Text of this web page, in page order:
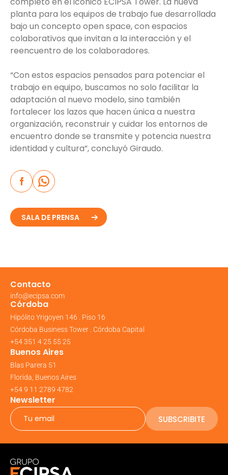
planta para los equipos de trabajo fue desarrollada
bajo un concepto open space, con espacios
colaborativos que invitan a la interacción y el
reencuentro de los colaboradores.
“Con estos espacios pensados para potenciar el
trabajo en equipo, buscamos no solo facilitar la
adaptación al nuevo modelo, sino también
fortalecer los lazos que hacen única a nuestra
organización, reconstruir y cuidar los entornos de
encuentro donde se transmite y potencia nuestra
identidad y cultura”, concluyó Giraudo.
SALA DE PRENSA
Contacto
info@ecipsa.com
Córdoba
Hipólito Yrigoyen 146 . Piso 16
Córdoba Business Tower . Córdoba Capital
+54 351 4 25 55 25
Buenos Aires
Blas Parera 51
Florida, Buenos Aires
+54 9 11 2789 4782
Newsletter
SUBSCRIBITE